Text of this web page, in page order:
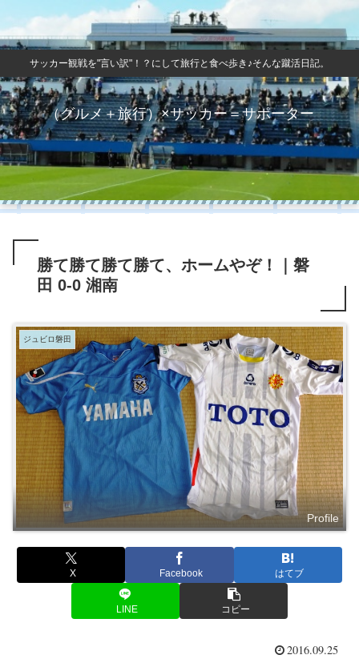
サッカー観戦を"言い訳"！？にして旅行と食べ歩き♪そんな蹴活日記。
（グルメ＋旅行）×サッカー＝サポーター
勝て勝て勝て勝て、ホームやぞ！｜磐
田 0-0 湘南
ジュビロ磐田
Profile
X Facebook はてブ
LINE コピー
2016.09.25